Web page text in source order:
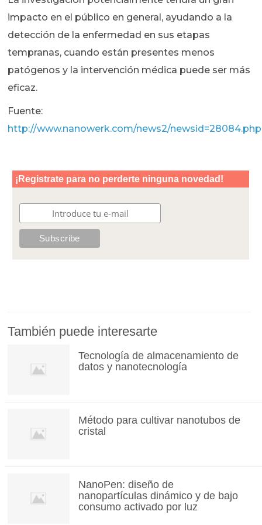
impacto en el público en general, ayudando a la
detección de la enfermedad en sus etapas
tempranas, cuando están presentes menos
patógenos y la intervención médica puede ser más
eficaz.
Fuente:
http://www.nanowerk.com/news2/newsid=28084.php
También puede interesarte
Tecnología de almacenamiento de
datos y nanotecnología
Método para cultivar nanotubos de
cristal
NanoPen: diseño de
nanopartículas dinámico y de bajo
consumo activado por luz